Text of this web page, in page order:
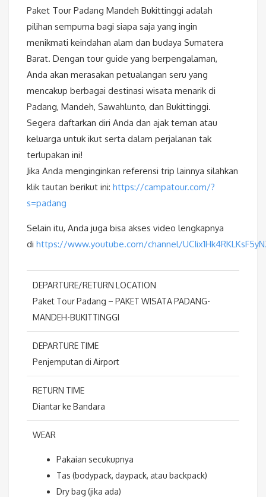
Paket Tour Padang Mandeh Bukittinggi adalah
pilihan sempurna bagi siapa saja yang ingin
menikmati keindahan alam dan budaya Sumatera
Barat. Dengan tour guide yang berpengalaman,
Anda akan merasakan petualangan seru yang
mencakup berbagai destinasi wisata menarik di
Padang, Mandeh, Sawahlunto, dan Bukittinggi.
Segera daftarkan diri Anda dan ajak teman atau
keluarga untuk ikut serta dalam perjalanan tak
terlupakan ini!
Jika Anda menginginkan referensi trip lainnya silahkan
klik tautan berikut ini: https://campatour.com/?
s=padang
Selain itu, Anda juga bisa akses video lengkapnya
di https://www.youtube.com/channel/
DEPARTURE/RETURN LOCATION
Paket Tour Padang – PAKET WISATA PADANG-
MANDEH-BUKITTINGGI
DEPARTURE TIME
Penjemputan di Airport
RETURN TIME
Diantar ke Bandara
WEAR
Pakaian secukupnya
Tas (bodypack, daypack, atau backpack)
Dry bag (jika ada)